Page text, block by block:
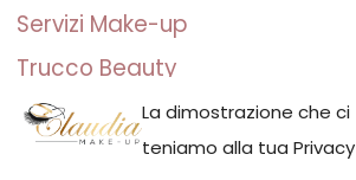
La dimostrazione che ci
teniamo alla tua Privacy
Servizi Make-up
Trucco Beauty
Trucco Sposa
Trucco per Eventi